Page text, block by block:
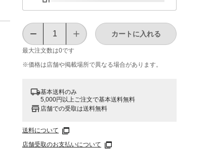
最大注文数は0です
カートに入れる
※価格は​店舗や​掲載場所で​異なる​場合が​あります。
基本送料のみ
5,000円以上ご注文で基本送料無料
店舗での受取は送料無料
送料について
店舗受取のお支払いについて